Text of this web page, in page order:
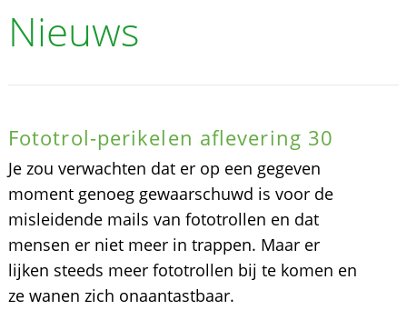
Nieuws
Fototrol-perikelen aflevering 30
Je zou verwachten dat er op een gegeven
moment genoeg gewaarschuwd is voor de
misleidende mails van fototrollen en dat
mensen er niet meer in trappen. Maar er
lijken steeds meer fototrollen bij te komen en
ze wanen zich onaantastbaar.